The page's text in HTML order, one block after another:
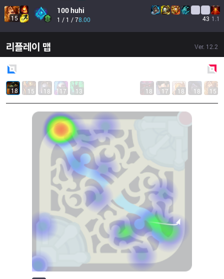
15
100huhi
1 / 1 / 78.00 43 1.1
리플레이 맵 Ver. 12.2
18 15 18 17 13 18 17 18 18 15